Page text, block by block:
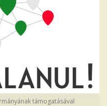
támogatásával